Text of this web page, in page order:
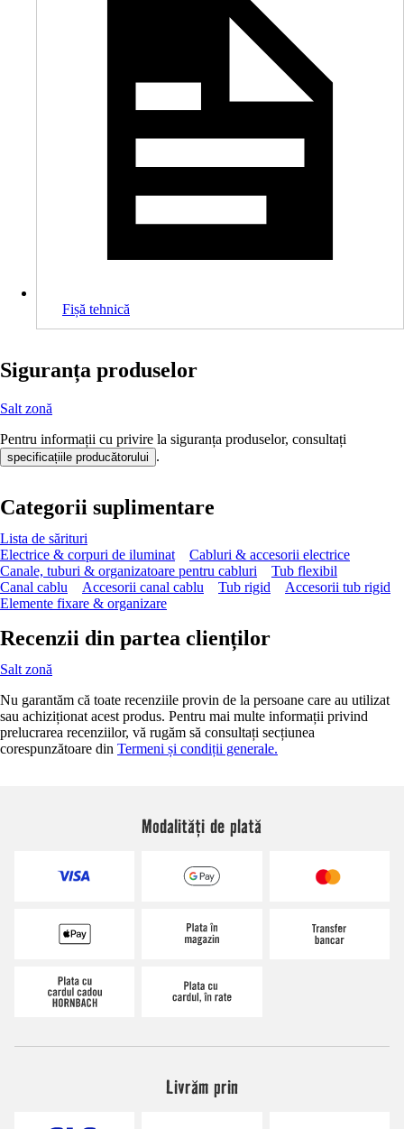
Fișă tehnică
Siguranța produselor
Salt zonă
Pentru informații cu privire la siguranța produselor, consultați
specificațiile producătorului .
Categorii suplimentare
Lista de sărituri
Electrice & corpuri de iluminat
Cabluri & accesorii electrice
Canale, tuburi & organizatoare pentru cabluri
Tub flexibil
Canal cablu
Accesorii canal cablu Tub rigid
Accesorii tub rigid
Elemente fixare & organizare
Recenzii din partea clienților
Salt zonă
Nu garantăm că toate recenziile provin de la persoane care au utilizat
sau achiziționat acest produs. Pentru mai multe informații privind
prelucrarea recenziilor, vă rugăm să consultați secțiunea
corespunzătoare din Termeni și condiții generale.
Modalități de plată
Livrăm prin